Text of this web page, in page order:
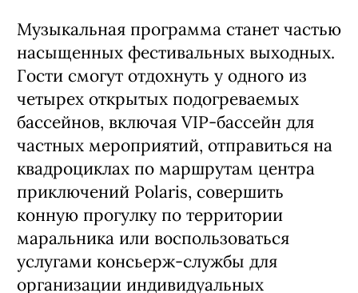
Музыкальная программа станет частью
насыщенных фестивальных выходных.
Гости смогут отдохнуть у одного из
четырех открытых подогреваемых
бассейнов, включая VIP-бассейн для
частных мероприятий, отправиться на
квадроциклах по маршрутам центра
приключений Polaris, совершить
конную прогулку по территории
маральника или воспользоваться